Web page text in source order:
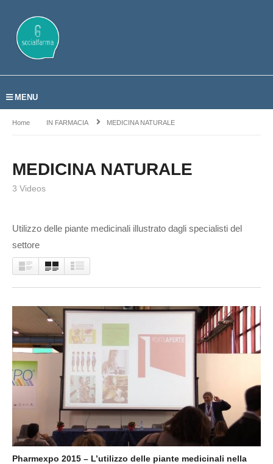
MENU
Home IN FARMACIA MEDICINA NATURALE
MEDICINA NATURALE
3 Videos
Utilizzo delle piante medicinali illustrato dagli specialisti del
settore
Pharmexpo 2015 – L’utilizzo delle piante medicinali nella